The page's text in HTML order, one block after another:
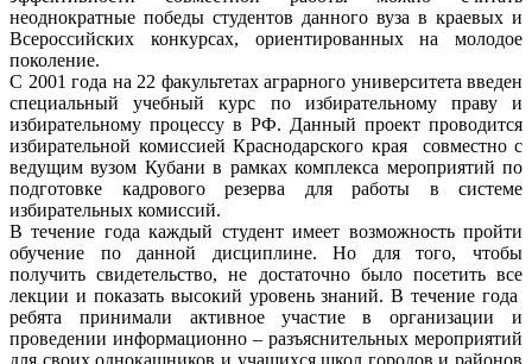
неоднократные победы студентов данного вуза в краевых и
Всероссийских конкурсах, ориентированных на молодое
поколение.
С 2001 года на 22 факультетах аграрного университета введен
специальный учебный курс по избирательному праву и
избирательному процессу в РФ. Данный проект проводится
избирательной комиссией Краснодарского края совместно с
ведущим вузом Кубани в рамках комплекса мероприятий по
подготовке кадрового резерва для работы в системе
избирательных комиссий.
В течение года каждый студент имеет возможность пройти
обучение по данной дисциплине. Но для того, чтобы
получить свидетельство, не достаточно было посетить все
лекции и показать высокий уровень знаний. В течение года
ребята принимали активное участие в организации и
проведении информационно – разъяснительных мероприятий
для своих однокашников и учащихся школ городов и районов